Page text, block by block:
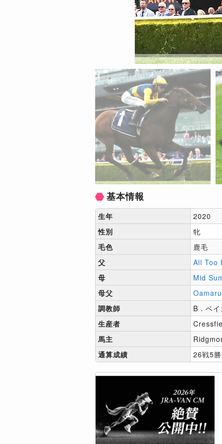
基本情報
生年
2020
性別
牝
毛色
鹿毛
父
All Too
母
Mid
母父
調教師
B．ベ
生産者
馬主
通算成績
26戦5